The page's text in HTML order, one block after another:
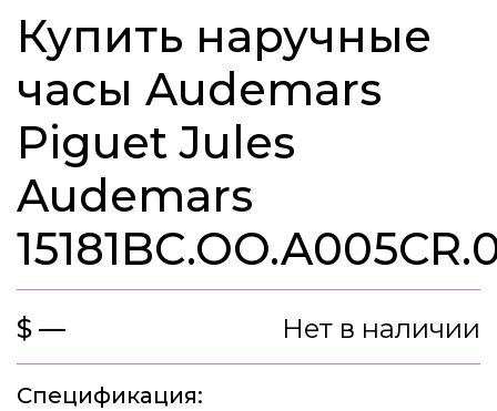
Купить наручные
часы Audemars
Piguet Jules
Audemars
$ — Нет в наличии
Спецификация: